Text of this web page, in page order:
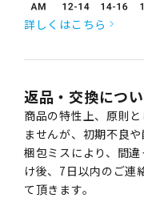
詳しくはこちら
返品・交換につ
商品の特性上、原則
ませんが、初期不良
梱包ミスにより、間
け後、7日以内のご連
て頂きます。